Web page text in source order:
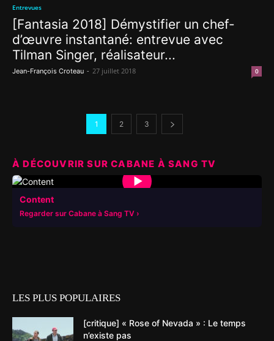
Entrevues
[Fantasia 2018] Démystifier un chef-
d’œuvre instantané: entrevue avec
Tilman Singer, réalisateur...
Jean-François Croteau - 27 juillet 2018 0
1 2 3
À DÉCOUVRIR SUR CABANE À SANG TV
▶
Content
Regarder sur Cabane à Sang TV
LES PLUS POPULAIRES
[critique] « Rose of Nevada » : Le temps
n’existe pas